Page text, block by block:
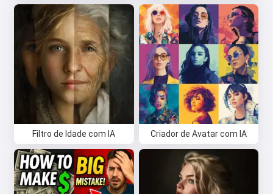
Filtro de Idade com IA Criador de Avatar com IA